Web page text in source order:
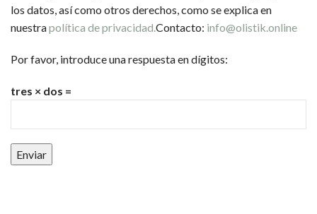
los datos, así como otros derechos, como se explica en
nuestrapolítica de privacidad.Contacto: info@olistik.online
Por favor, introduce una respuesta en dígitos:
tres × dos =